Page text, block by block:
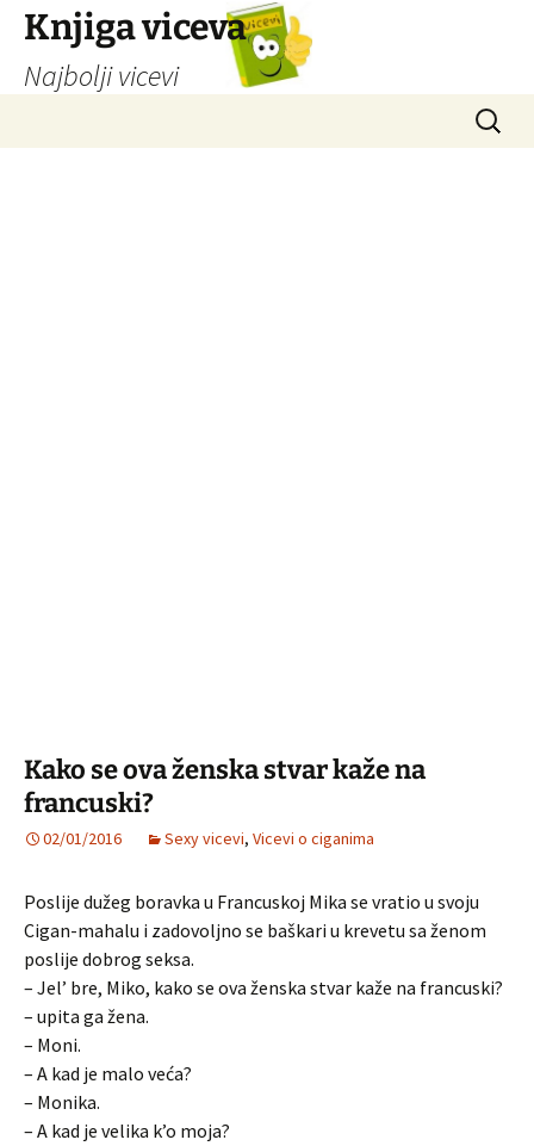
Knjiga viceva
Najbolji vicevi
Kako se ova ženska stvar kaže na
francuski?
02/01/2016 Sexy vicevi, Vicevi o ciganima
Poslije dužeg boravka u Francuskoj Mika se vratio u svoju
Cigan-mahalu i zadovoljno se baškari u krevetu sa ženom
poslije dobrog seksa.
– Jel’ bre, Miko, kako se ova ženska stvar kaže na francuski?
– upita ga žena.
– Moni.
– A kad je malo veća?
– Monika.
– A kad je velika k’o moja?